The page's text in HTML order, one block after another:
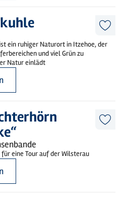
ein ruhiger Naturort in Itzehoe, der
und viel Grün zu
Natur einlädt
eine Tour auf der Wilsterau